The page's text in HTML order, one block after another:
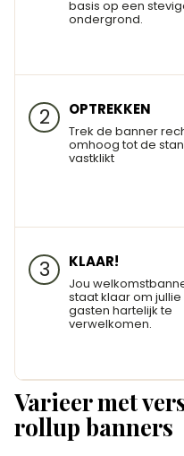
basis op een
ondergrond.
2 OPTREKKEN
Trek de banner
omhoog tot de
vastklikt
3 KLAAR!
Jou
staat klaar om jullie
gasten hartelijk te
verwelkomen.
Varieer met
rollup banners